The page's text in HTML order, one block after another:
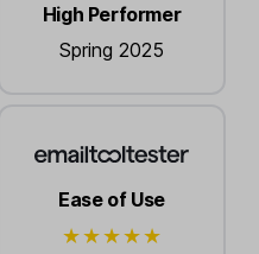
High Performer
Spring 2025
Ease of Use